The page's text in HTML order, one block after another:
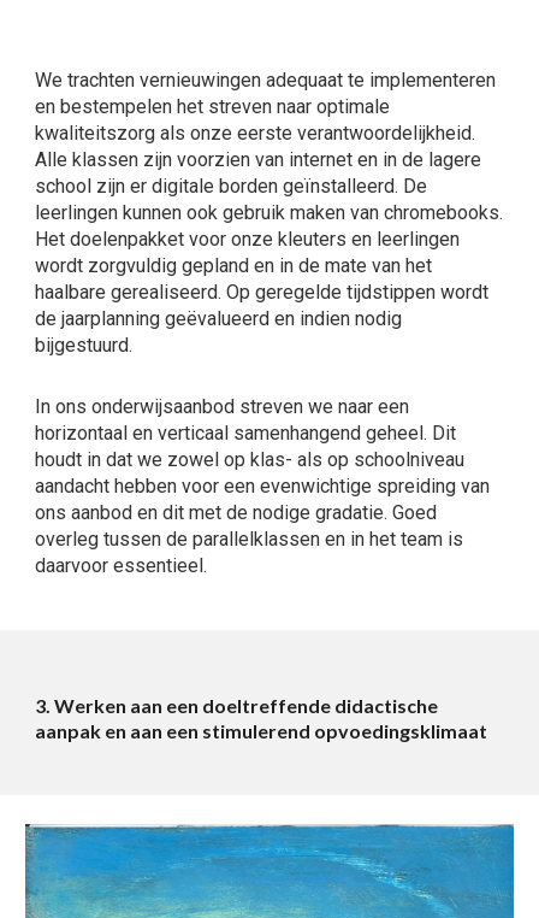
We trachten vernieuwingen adequaat te implementeren
en bestempelen het streven naar optimale
kwaliteitszorg als onze eerste verantwoordelijkheid.
Alle klassen zijn voorzien van internet en in de lagere
school zijn er digitale borden geïnstalleerd. De
leerlingen kunnen ook gebruik maken van chromebooks.
Het doelenpakket voor onze kleuters en leerlingen
wordt zorgvuldig gepland en in de mate van het
haalbare gerealiseerd. Op geregelde tijdstippen wordt
de jaarplanning geëvalueerd en indien nodig
bijgestuurd.
In ons onderwijsaanbod streven we naar een
horizontaal en verticaal samenhangend geheel. Dit
houdt in dat we zowel op klas- als op schoolniveau
aandacht hebben voor een evenwichtige spreiding van
ons aanbod en dit met de nodige gradatie. Goed
overleg tussen de parallelklassen en in het team is
daarvoor essentieel.
3. Werken aan een doeltreffende didactische
aanpak en aan een stimulerend opvoedingsklimaat